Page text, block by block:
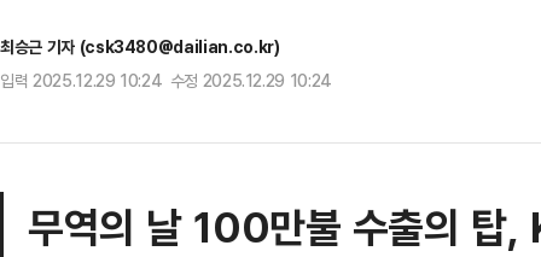
최승근 기자 (csk3480@dailian.co.kr)
입력 2025.12.29 10:24 수정 2025.12.29 10:24
무역의 날 100만불 수출의 탑,